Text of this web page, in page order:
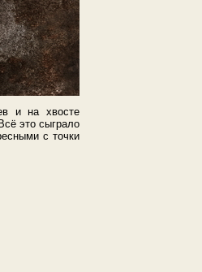
и на хвосте
это сыграло
с точки